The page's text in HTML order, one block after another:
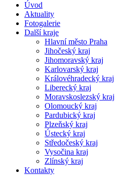
Úvod
Aktuality
Fotogalerie
Další kraje
Hlavní město Praha
Jihočeský kraj
Jihomoravský kraj
Karlovarský kraj
Královéhradecký kraj
Liberecký kraj
Moravskoslezský kraj
Olomoucký kraj
Pardubický kraj
Plzeňský kraj
Ústecký kraj
Středočeský kraj
Vysočina kraj
Zlínský kraj
Kontakty